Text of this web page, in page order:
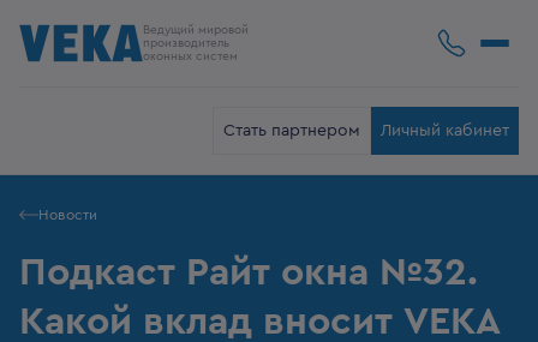
Ведущий мировой
производитель
оконных систем
Стать партнером Личный кабинет
Новости
Подкаст Райт окна №32.
Какой вклад вносит VEKA